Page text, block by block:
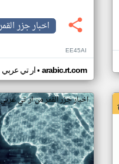
اخبار جزر
EE45AI
ار تي عربي• arabic.rt.com
اخبار جزر القمر من ار تي عربي